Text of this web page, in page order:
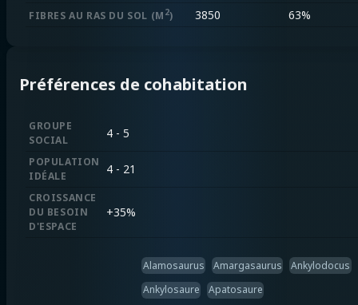
FIBRES AU RAS DU SOL (M 2) 3850 63%
Préférences de cohabitation
GROUPE
SOCIAL
4 - 5
POPULATION
IDÉALE
4 - 21
CROISSANCE
DU BESOIN
D'ESPACE
+35%
Alamosaurus Amargasaurus
Ankylodocus
Ankylosaure
Apatosaure